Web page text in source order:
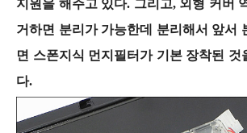
지원을 해주고 있다. 그리고, 외형 커버
거하면 분리가 가능한데 분리해서 앞서
면 스폰지식 먼지필터가 기본 장착된 것
다.